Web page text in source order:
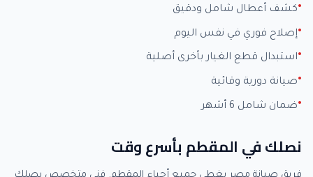
كشف أعطال شامل ودقيق
إصلاح فوري في نفس اليوم
استبدال قطع الغيار بأخرى أصلية
صيانة دورية وقائية
ضمان شامل 6 أشهر
نصلك في المقطم بأسرع وقت